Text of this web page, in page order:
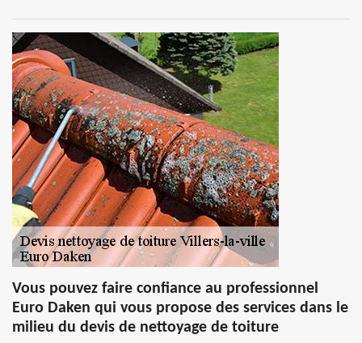
Vous pouvez faire confiance au professionnel
Euro Daken qui vous propose des services dans le
milieu du devis de nettoyage de toiture